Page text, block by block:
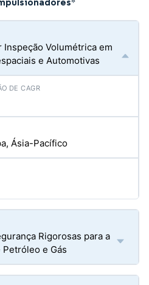
*
Volumétrica em
e Automotivas
Ásia-Pacífico
Rigorosas para a
e Gás